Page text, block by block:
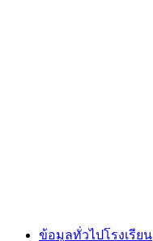
ข้อมูลทั่วไปโรงเรียน